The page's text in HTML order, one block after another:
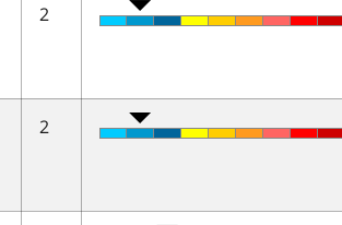
2
2